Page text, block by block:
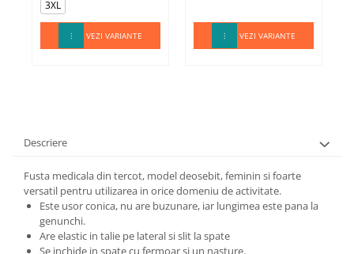
3XL
VEZI VARIANTE VEZI VARIANTE
Descriere
Fusta medicala din tercot, model deosebit, feminin si foarte
versatil pentru utilizarea in orice domeniu de activitate.
Este usor conica, nu are buzunare, iar lungimea este pana la
genunchi.
Are elastic in talie pe lateral si slit la spate
Se inchide in spate cu fermoar si un nasture.